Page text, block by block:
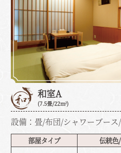
和室A
(7.5畳/22m²)
設備：畳/布団/シャワーブース
部屋タイプ
伝統色